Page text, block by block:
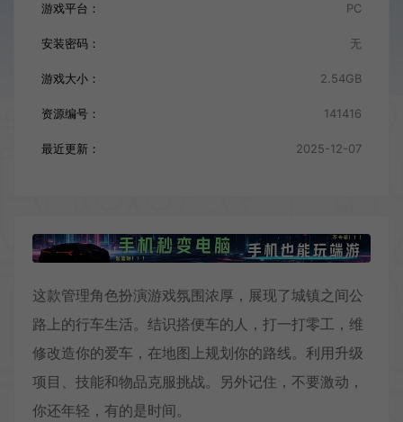
游戏平台： PC
安装密码： 无
游戏大小： 2.54GB
资源编号： 141416
最近更新： 2025-12-07
这款管理角色扮演游戏氛围浓厚，展现了城镇之间公
路上的行车生活。结识搭便车的人，打一打零工，维
修改造你的爱车，在地图上规划你的路线。利用升级
项目、技能和物品克服挑战。另外记住，不要激动，
你还年轻，有的是时间。